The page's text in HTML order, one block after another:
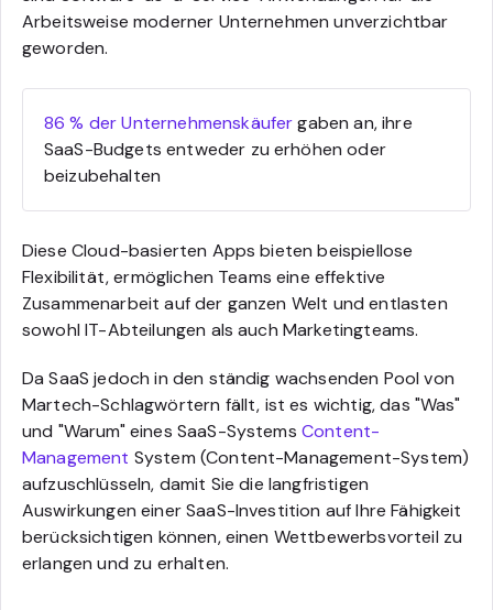
Arbeitsweise moderner Unternehmen unverzichtbar
geworden.
86 % der Unternehmenskäufergaben an, ihre
SaaS-Budgets entweder zu erhöhen oder
beizubehalten
Diese Cloud-basierten Apps bieten beispiellose
Flexibilität, ermöglichen Teams eine effektive
Zusammenarbeit auf der ganzen Welt und entlasten
sowohl IT-Abteilungen als auch Marketingteams.
Da SaaS jedoch in den ständig wachsenden Pool von
Martech-Schlagwörtern fällt, ist es wichtig, das "Was"
und "Warum" eines SaaS-Systems Content-
Management System (Content-Management-System)
aufzuschlüsseln, damit Sie die langfristigen
Auswirkungen einer SaaS-Investition auf Ihre Fähigkeit
berücksichtigen können, einen Wettbewerbsvorteil zu
erlangen und zu erhalten.